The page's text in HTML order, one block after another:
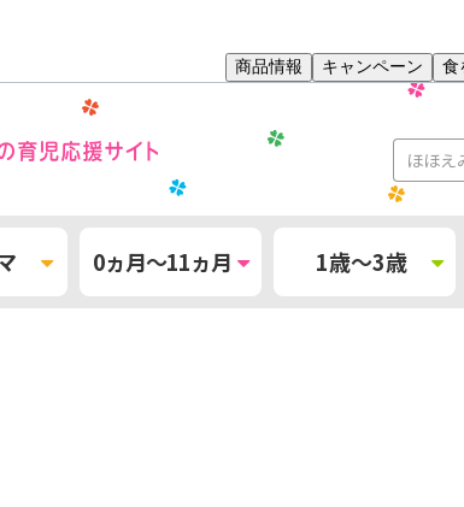
商品情報 キャンペーン 食
0ヵ月～11ヵ月 1歳～3歳